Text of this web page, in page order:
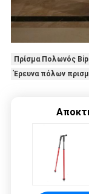
Πρίσμα Πολωνός
Έρευνα πόλων